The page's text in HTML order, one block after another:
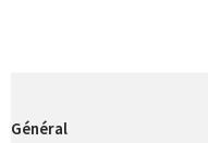
Général